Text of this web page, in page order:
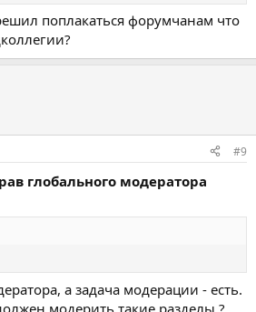
поплакаться форумчанам что
#9
глобального модератора
а задача модерации - есть.
модерить такие разделы ?